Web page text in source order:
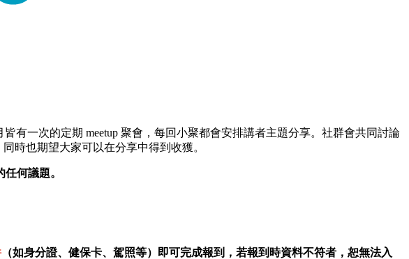
有一次的定期 meetup 聚會，每回小聚都會安排講者主題分享。社群會共同討論
時也期望大家可以在分享中得到收獲。
何議題。
（如身分證、健保卡、駕照等）即可完成報到，若報到時資料不符者，恕無法入